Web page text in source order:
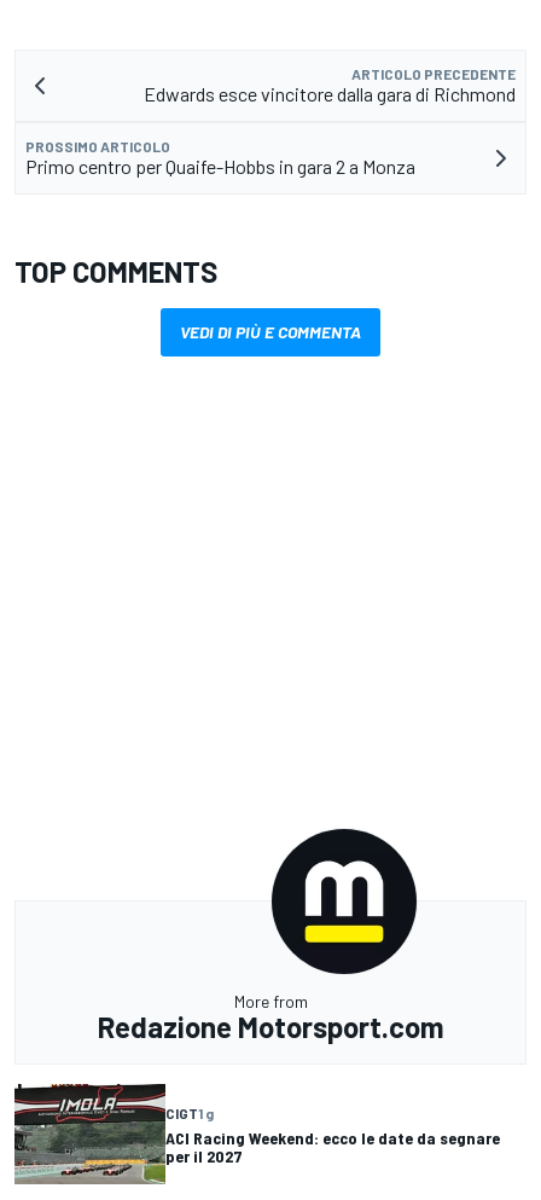
ARTICOLO PRECEDENTE
Edwards esce vincitore dalla gara di Richmond
PROSSIMO ARTICOLO
Primo centro per Quaife-Hobbs in gara 2 a Monza
TOP COMMENTS
VEDI DI PIÙ E COMMENTA
More from
Redazione Motorsport.com
CIGT1 g
ACI Racing Weekend: ecco le date da segnare
per il 2027